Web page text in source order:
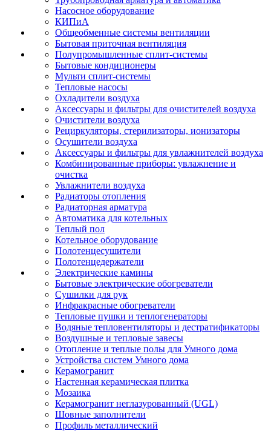
Насосное оборудование
КИПиА
Общеобменные системы вентиляции
Бытовая приточная вентиляция
Полупромышленные сплит-системы
Бытовые кондиционеры
Мульти сплит-системы
Тепловые насосы
Охладители воздуха
Аксессуары и фильтры для очистителей воздуха
Очистители воздуха
Рециркуляторы, стерилизаторы, ионизаторы
Осушители воздуха
Аксессуары и фильтры для увлажнителей воздуха
Комбинированные приборы: увлажнение и
очистка
Увлажнители воздуха
Радиаторы отопления
Радиаторная арматура
Автоматика для котельных
Теплый пол
Котельное оборудование
Полотенцесушители
Полотенцедержатели
Электрические камины
Бытовые электрические обогреватели
Сушилки для рук
Инфракрасные обогреватели
Тепловые пушки и теплогенераторы
Водяные тепловентиляторы и дестратификаторы
Воздушные и тепловые завесы
Отопление и теплые полы для Умного дома
Устройства систем Умного дома
Керамогранит
Настенная керамическая плитка
Мозаика
Керамогранит неглазурованный (UGL)
Шовные заполнители
Профиль металлический